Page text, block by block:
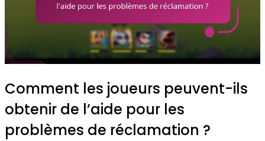
Comment les joueurs peuvent-ils
obtenir de l’aide pour les
problèmes de réclamation ?